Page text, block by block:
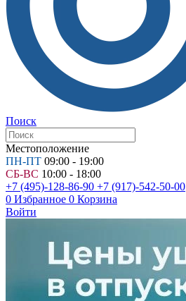
Поиск
Местоположение
ПН-ПТ 09:00 - 19:00
СБ-ВС 10:00 - 18:00
+7 (495)-128-86-90 +7 (917)-542-50-00
0 Избранное 0 Корзина
Войти